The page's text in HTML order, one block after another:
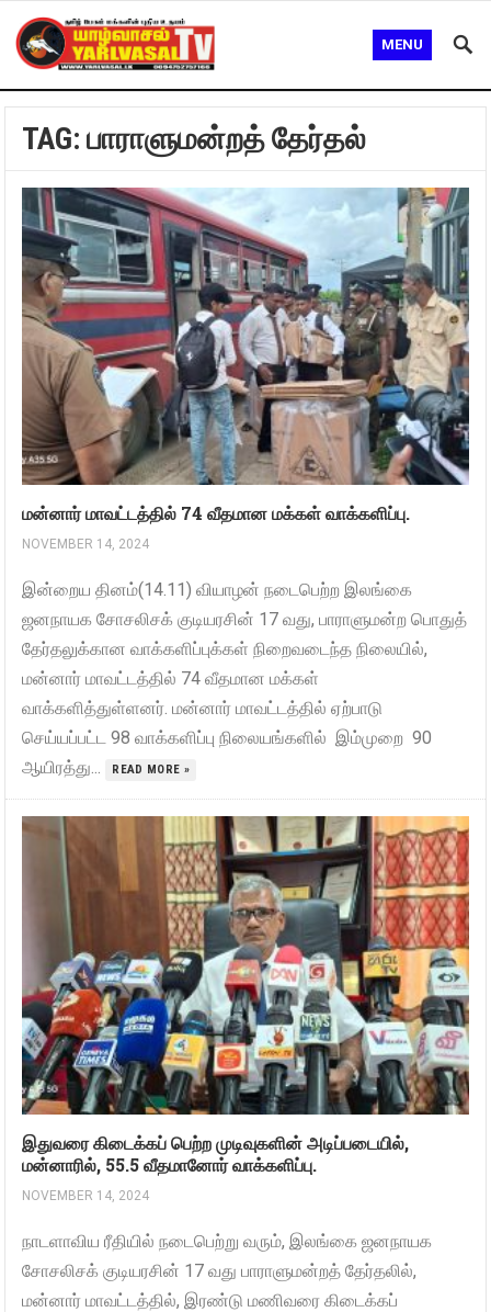
MENU
TAG:பாராளுமன்றத் தேர்தல்
மன்னார் மாவட்டத்தில் 74 வீதமான மக்கள் வாக்களிப்பு.
NOVEMBER 14, 2024
இன்றைய தினம்(14.11) வியாழன் நடைபெற்ற இலங்கை
ஜனநாயக சோசலிசக் குடியரசின் 17 வது, பாராளுமன்ற பொதுத்
தேர்தலுக்கான வாக்களிப்புக்கள் நிறைவடைந்த நிலையில்,
மன்னார் மாவட்டத்தில் 74 வீதமான மக்கள்
வாக்களித்துள்ளனர். மன்னார் மாவட்டத்தில் ஏற்பாடு
செய்யப்பட்ட 98 வாக்களிப்பு நிலையங்களில் இம்முறை 90
ஆயிரத்து...
READ MORE »
இதுவரை கிடைக்கப் பெற்ற முடிவுகளின் அடிப்படையில்,
மன்னாரில், 55.5 வீதமானோர் வாக்களிப்பு.
NOVEMBER 14, 2024
நாடளாவிய ரீதியில் நடைபெற்று வரும், இலங்கை ஜனநாயக
சோசலிசக் குடியரசின் 17 வது பாராளுமன்றத் தேர்தலில்,
மன்னார் மாவட்டத்தில், இரண்டு மணிவரை கிடைக்கப்